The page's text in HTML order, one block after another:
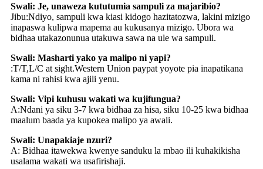
Swali: Je, unaweza kututumia sampuli za majaribio?
Jibu:Ndiyo, sampuli kwa kiasi kidogo hazitatozwa, lakini mizigo
inapaswa kulipwa mapema au kukusanya mizigo. Ubora wa
bidhaa utakazonunua utakuwa sawa na ule wa sampuli.
Swali: Masharti yako ya malipo ni yapi?
:T/T,L/C at sight.Western Union paypat yoyote pia inapatikana
kama ni rahisi kwa ajili yenu.
Swali: Vipi kuhusu wakati wa kujifungua?
A:Ndani ya siku 3-7 kwa bidhaa za hisa, siku 10-25 kwa bidhaa
maalum baada ya kupokea malipo ya awali.
Swali: Unapakiaje nzuri?
A: Bidhaa itawekwa kwenye sanduku la mbao ili kuhakikisha
usalama wakati wa usafirishaji.